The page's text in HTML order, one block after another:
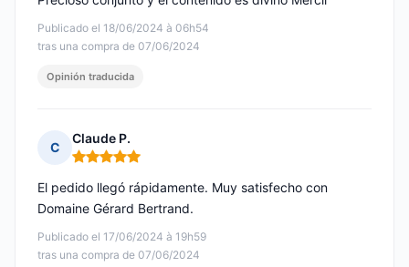
Publicado el 18/06/2024 à 06h54
tras una compra de 07/06/2024
Opinión traducida
C
Claude P.
Nota: 5 de 5
Publicado el 17/06/2024 à 19h59
tras una compra de 07/06/2024
El pedido llegó rápidamente. Muy satisfecho con
Domaine Gérard Bertrand.